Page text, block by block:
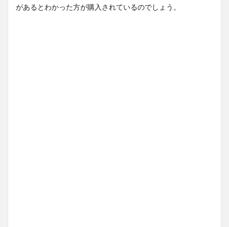
があるとわかった方が購入されているのでしょう。